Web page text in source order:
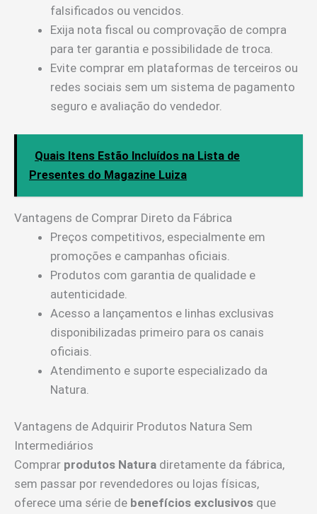
falsificados ou vencidos.
Exija nota fiscal ou comprovação de compra
para ter garantia e possibilidade de troca.
Evite comprar em plataformas de terceiros ou
redes sociais sem um sistema de pagamento
seguro e avaliação do vendedor.
Quais Itens Estão Incluídos na Lista de
Presentes do Magazine Luiza
Vantagens de Comprar Direto da Fábrica
Preços competitivos, especialmente em
promoções e campanhas oficiais.
Produtos com garantia de qualidade e
autenticidade.
Acesso a lançamentos e linhas exclusivas
disponibilizadas primeiro para os canais
oficiais.
Atendimento e suporte especializado da
Natura.
Vantagens de Adquirir Produtos Natura Sem
Intermediários
Comprar produtos Natura diretamente da fábrica,
sem passar por revendedores ou lojas físicas,
oferece uma série de benefícios exclusivos que